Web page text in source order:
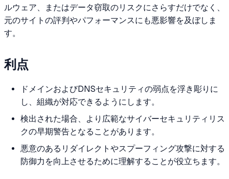
ルウェア、またはデータ窃取のリスクにさらすだけでなく、
元のサイトの評判やパフォーマンスにも悪影響を及ぼしま
す。
利点
ドメインおよびDNSセキュリティの弱点を浮き彫りに
し、組織が対応できるようにします。
検出された場合、より広範なサイバーセキュリティリス
クの早期警告となることがあります。
悪意のあるリダイレクトやスプーフィング攻撃に対する
防御力を向上させるために理解することが役立ちます。